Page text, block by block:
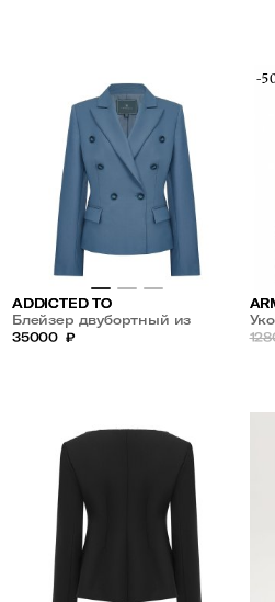
ADDICTED TO
Блейзер двубортный из
шерсти шелка
35000 ₽
-